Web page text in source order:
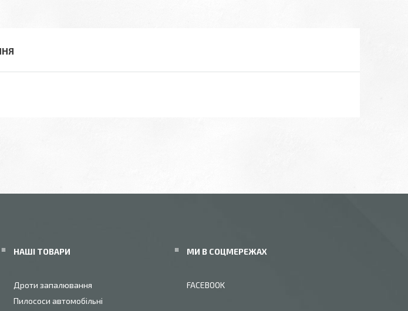
НАШІ ТОВАРИ
Дроти запалювання
Пилососи автомобільні
МИ В СОЦМЕРЕЖАХ
FACEBOOK